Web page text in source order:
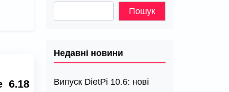
6.18
Пошук
Недавні новини
Випуск DietPi 10.6: нові